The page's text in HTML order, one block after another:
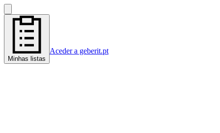
Minhas listas
Aceder a geberit.pt